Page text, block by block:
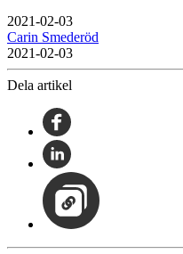
2021-02-03
Carin Smederöd
2021-02-03
Dela artikel